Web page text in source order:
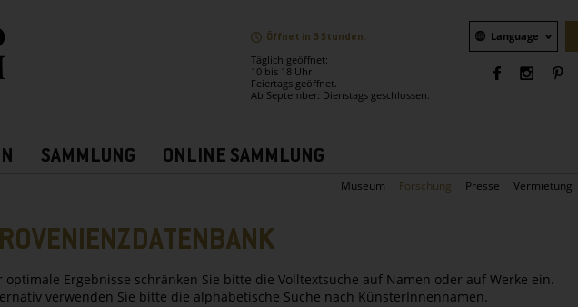
Öffnet in 3 Stunden.
Täglich geöffnet:
10 bis 18 Uhr
Feiertags geöffnet.
Ab September: Dienstags geschlossen.
Sprachauswahl
Language
SAMMLUNG ONLINE SAMMLUNG
Museum Forschung Presse Vermietung
optimale Ergebnisse schränken Sie bitte die Volltextsuche auf Namen oder auf Werke ein.
verwenden Sie bitte die alphabetische Suche nach KünsterInnennamen.